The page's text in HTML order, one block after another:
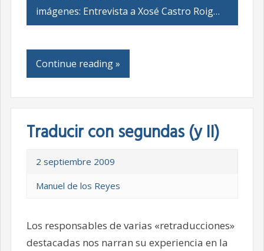
imágenes: Entrevista a Xosé Castro Roig…
Continue reading »
Traducir con segundas (y II)
2 septiembre 2009
Manuel de los Reyes
Los responsables de varias «retraducciones»
destacadas nos narran su experiencia en la